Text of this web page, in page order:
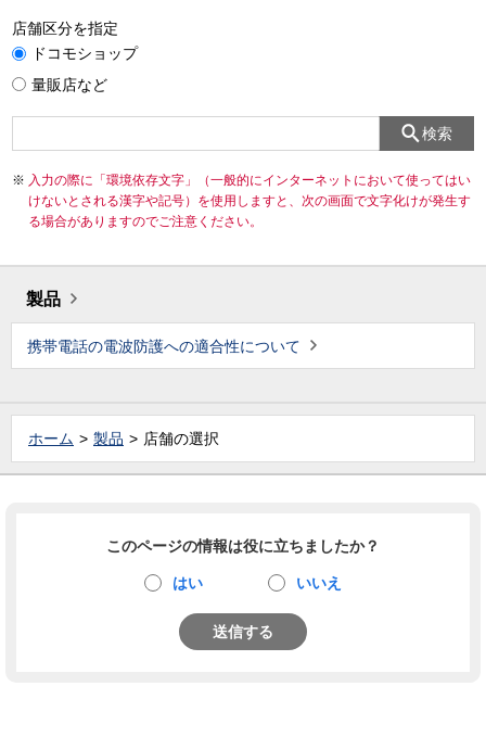
店舗区分を指定
ドコモショップ
量販店など
検索
入力の際に「環境依存文字」（一般的にインターネットにおいて使ってはい
けないとされる漢字や記号）を使用しますと、次の画面で文字化けが発生す
る場合がありますのでご注意ください。
製品
携帯電話の電波防護への適合性について
ホーム 製品 店舗の選択
このページの情報は役に立ちましたか？
はい いいえ
送信する